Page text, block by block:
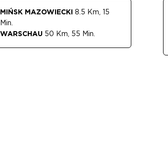
MIŃSK MAZOWIECKI 8.5 Km, 15
Min.
WARSCHAU 50 Km, 55 Min.